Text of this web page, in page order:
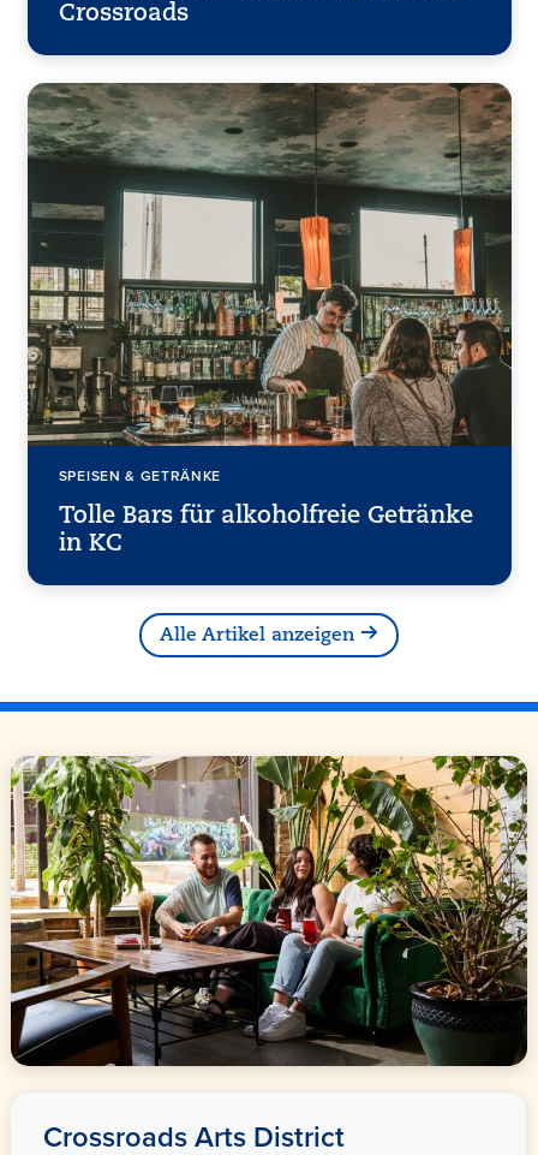
Crossroads
SPEISEN & GETRÄNKE
Tolle Bars für alkoholfreie Getränke
in KC
Alle Artikel anzeigen
Crossroads Arts District